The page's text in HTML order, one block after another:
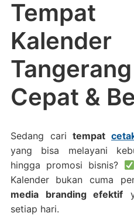
Cepat &
Sedang caritempat
yang bisa melayani
hingga promosi bisnis?
Kalender bukan cuma
media branding efektif
setiap hari.